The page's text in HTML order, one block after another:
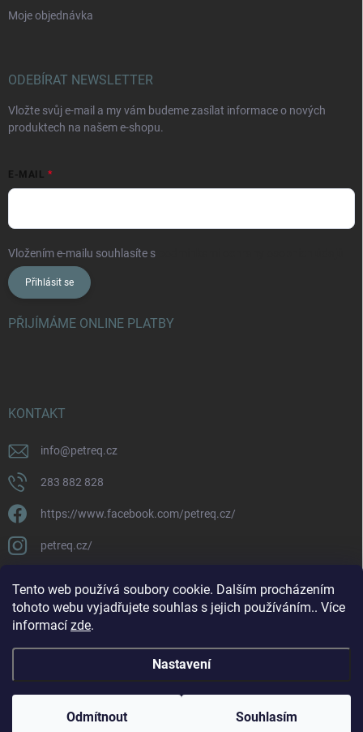
Tento web používá soubory cookie. Dalším procházením
tohoto webu vyjadřujete souhlas s jejich používáním.. Více
informací zde.
Nastavení
Odmítnout Souhlasím
Moje objednávka
ODEBÍRAT NEWSLETTER
Vložte svůj e-mail a my vám budeme zasílat informace o nových
produktech na našem e-shopu.
E-MAIL
Vložením e-mailu souhlasíte s
Přihlásit se
PŘIJÍMÁME ONLINE PLATBY
KONTAKT
info@petreq.cz
283 882 828
https://www.facebook.com/petreq.cz/
petreq.cz/
Copyright 2026 . Všechna práva vyhrazena.